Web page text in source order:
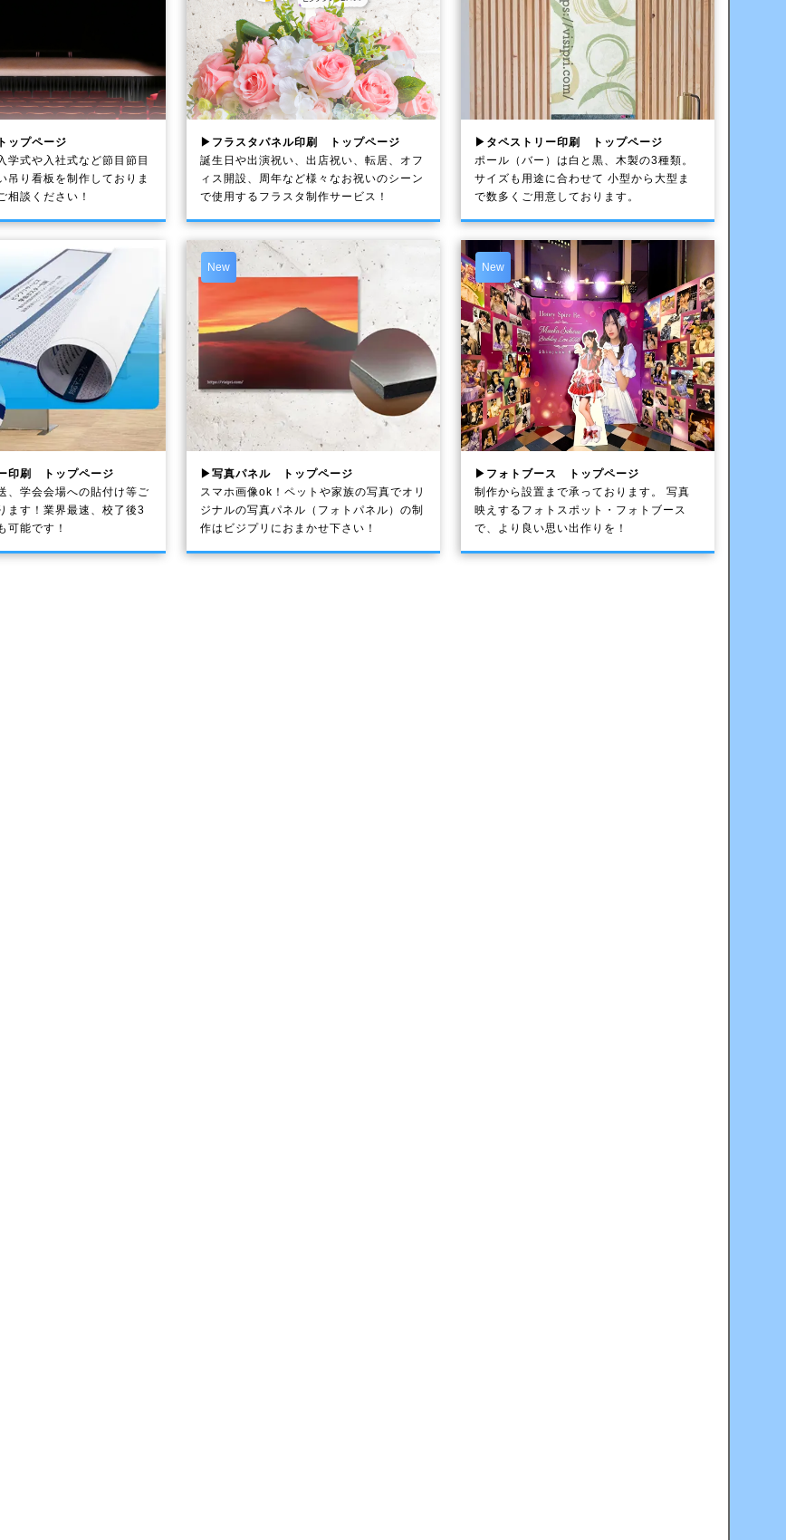
プページ
学式や入社式など節目節目
吊り看板を制作しておりま
相談ください！
▶フラスタパネル印刷 トップページ
誕生日や出演祝い、出店祝い、転居、オフ
ィス開設、周年など様々なお祝いのシーン
で使用するフラスタ制作サービス！
▶タペストリー印刷 トップページ
ポール（バー）は白と黒、木製の3種類。
サイズも用途に合わせて 小型から大型ま
で数多くご用意しております。
印刷 トップページ
、学会会場への貼付け等ご
ます！業界最速、校了後3
可能です！
New
▶写真パネル トップページ
スマホ画像ok！ペットや家族の写真でオリ
ジナルの写真パネル（フォトパネル）の制
作はビジプリにおまかせ下さい！
New
▶フォトブース トップページ
制作から設置まで承っております。 写真
映えするフォトスポット・フォトブース
で、より良い思い出作りを！